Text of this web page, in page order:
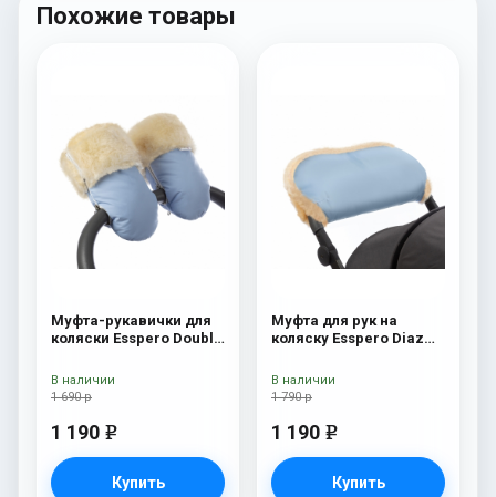
Похожие товары
Муфта-рукавички для
коляски Esspero Double
Blue Mountain
1 690 р
1 190 e
Купить
В наличии
Муфта для рук на
коляску Esspero Diaz
Blue Mountain
1 790 р
1 190 e
Купить
В наличии